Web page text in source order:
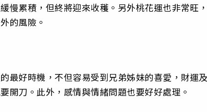
慢累積，但終將迎來收穫。另外桃花運也非常旺
的風險。
最好時機，不但容易受到兄弟姊妹的喜愛，財運
開刀。此外，感情與情緒問題也要好好處理。